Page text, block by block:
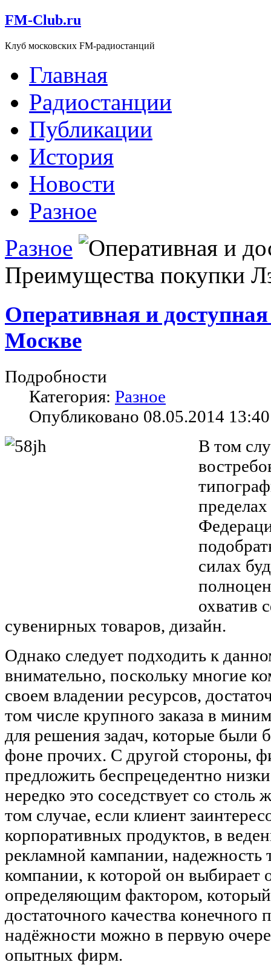
FM-Club.ru
Клуб московских FM-радиостанций
Главная
Радиостанции
Публикации
История
Новости
Разное
Разное
Преимущества покупки
Оперативная и
Москве
Подробности
Категория: Разное
Опубликовано 08.05.2014 13:40
В том
силах
охватив
сувенирных товаров, дизайн.
Однако следует подходить к
внимательно, поскольку многие
своем владении ресурсов,
том числе крупного заказа в
для решения задач, которые были
фоне прочих. С другой стороны,
предложить беспрецедентно
нередко это соседствует со столь
том случае, если клиент
корпоративных продуктов, в
рекламной кампании, надежность
компании, к которой он выбирает
определяющим фактором, который
достаточного качества конечного
надёжности можно в первую
опытных фирм.